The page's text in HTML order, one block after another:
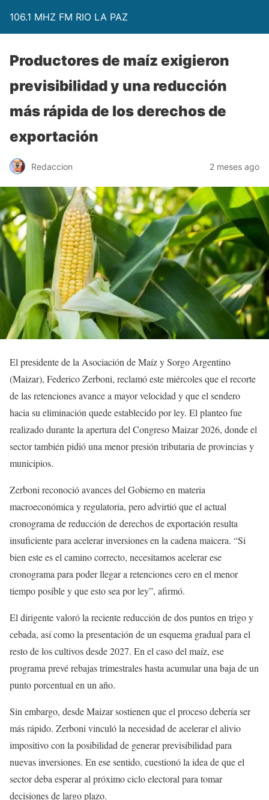
106.1 MHZ FM RIO LA PAZ
Productores de maíz exigieron
previsibilidad y una reducción
más rápida de los derechos de
exportación
Redaccion 2 meses ago
El presidente de la Asociación de Maíz y Sorgo Argentino
(Maizar), Federico Zerboni, reclamó este miércoles que el recorte
de las retenciones avance a mayor velocidad y que el sendero
hacia su eliminación quede establecido por ley. El planteo fue
realizado durante la apertura del Congreso Maizar 2026, donde el
sector también pidió una menor presión tributaria de provincias y
municipios.
Zerboni reconoció avances del Gobierno en materia
macroeconómica y regulatoria, pero advirtió que el actual
cronograma de reducción de derechos de exportación resulta
insuficiente para acelerar inversiones en la cadena maicera. “Si
bien este es el camino correcto, necesitamos acelerar ese
cronograma para poder llegar a retenciones cero en el menor
tiempo posible y que esto sea por ley”, afirmó.
El dirigente valoró la reciente reducción de dos puntos en trigo y
cebada, así como la presentación de un esquema gradual para el
resto de los cultivos desde 2027. En el caso del maíz, ese
programa prevé rebajas trimestrales hasta acumular una baja de un
punto porcentual en un año.
Sin embargo, desde Maizar sostienen que el proceso debería ser
más rápido. Zerboni vinculó la necesidad de acelerar el alivio
impositivo con la posibilidad de generar previsibilidad para
nuevas inversiones. En ese sentido, cuestionó la idea de que el
sector deba esperar al próximo ciclo electoral para tomar
decisiones de largo plazo.